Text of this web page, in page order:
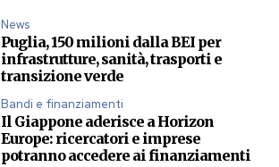
News
Puglia, 150 milioni dalla BEI per
infrastrutture, sanità, trasporti e
transizione verde
Bandi e finanziamenti
Il Giappone aderisce a Horizon
Europe: ricercatori e imprese
potranno accedere ai finanziamenti